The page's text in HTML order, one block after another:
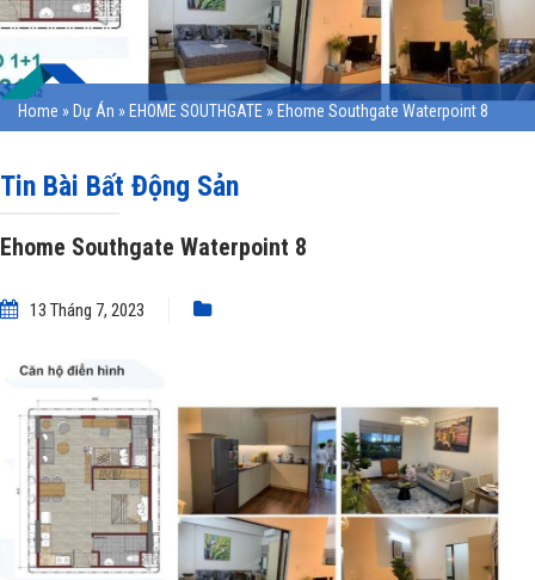
Home » Dự Án » EHOME SOUTHGATE » Ehome Southgate Waterpoint 8
Tin Bài Bất Động Sản
Ehome Southgate Waterpoint 8
13 Tháng 7, 2023